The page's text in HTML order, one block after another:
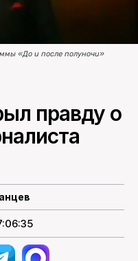
«До и после полуночи»
правду о